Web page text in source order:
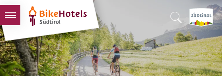
BIKEHOTELS
HOTELS & PAKETE